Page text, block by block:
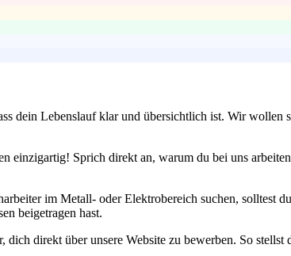
dein Lebenslauf klar und übersichtlich ist. Wir
einzigartig! Sprich direkt an, warum du bei uns
im Metall- oder Elektrobereich suchen, solltest
beigetragen hast.
dich direkt über unsere Website zu bewerben. So